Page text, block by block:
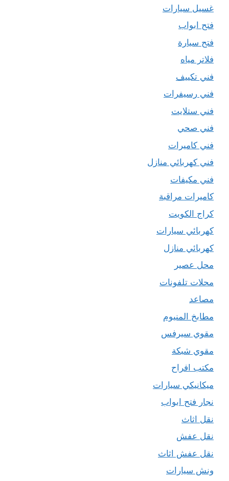
غسيل سيارات
فتح ابواب
فتح سيارة
فلاتر مياه
فني تكييف
فني رسيفرات
فني ستلايت
فني صحي
فني كاميرات
فني كهربائي منازل
فني مكيفات
كاميرات مراقبة
كراج الكويت
كهربائي سيارات
كهربائي منازل
محل عصير
محلات تلفونات
مصاعد
مطابخ المنيوم
مقوي سيرفس
مقوي شبكة
مكتب افراح
ميكانيكي سيارات
نجار فتح ابواب
نقل اثاث
نقل عفش
نقل عفش اثاث
ونش سيارات